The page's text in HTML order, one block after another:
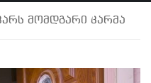
მომდგარი კარმა